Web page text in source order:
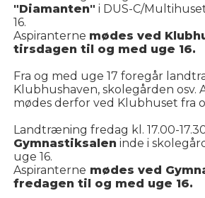
"Diamanten" i DUS-C/
16.
Aspiranterne mødes ved
tirsdagen til og med uge 16.
Fra og med uge 17 foregår
Klubhushaven, skolegården osv.
mødes derfor ved Klubhuset fra
Landtræning fredag kl. 17.00-
Gymnastiksalen inde i
uge 16.
Aspiranterne mødes ved
fredagen til og med uge 16.